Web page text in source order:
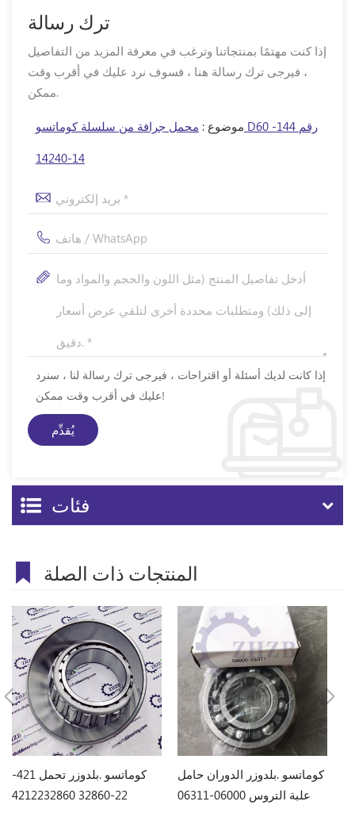
ترك رسالة
إذا كنت مهتمًا بمنتجاتنا وترغب في معرفة المزيد من التفاصيل
، فيرجى ترك رسالة هنا ، فسوف نرد عليك في أقرب وقت
ممكن.
موضوع : محمل جرافة من سلسلة كوماتسو D60 رقم 144-
14-14240
إذا كانت لديك أسئلة أو اقتراحات ، فيرجى ترك رسالة لنا ، سنرد
عليك في أقرب وقت ممكن!
فئات
المنتجات ذات الصلة
كوماتسو .بلدوزر تحمل 421-
22-32860 4212232860
كوماتسو .بلدوزر الدوران حامل
علبة التروس 06000-06311